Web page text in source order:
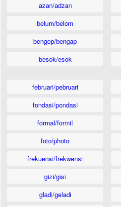
azan/adzan
belum/belom
bengep/bengap
besok/esok
februari/pebruari
fondasi/pondasi
formal/formil
foto/photo
frekuensi/frekwensi
gizi/gisi
gladi/geladi